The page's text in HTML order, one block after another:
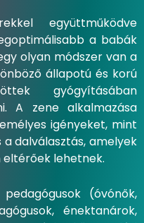
együttműködve
a babák
olyan módszer van a
állapotú és korú
gyógyításában
A zene alkalmazása
igényeket, mint
dalválasztás, amelyek
lehetnek.
(óvónők,
énektanárok,